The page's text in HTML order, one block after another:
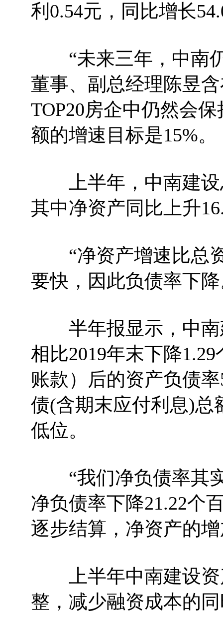
利0.54元，同比增长
“未来三年，中南仍
董事、副总经理陈昱
TOP20房企中仍然会
额的增速目标是15%。
上半年，中南建设
其中净资产同比上升
“净资产增速比总资
要快，因此负债率下
半年报显示，中南
相比2019年末下降
账款）后的资产负债
债(含期末应付利息)总
低位。
“我们净负债率其实
净负债率下降21.22个
逐步结算，净资产的
上半年中南建设资
整，减少融资成本的